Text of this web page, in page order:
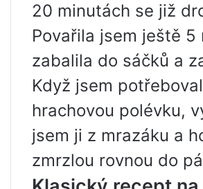
20 minutách se již
Povařila jsem ještě 5
zabalila do sáčků a
Když jsem potřeboval
hrachovou polévku,
jsem ji z mrazáku a
zmrzlou rovnou do